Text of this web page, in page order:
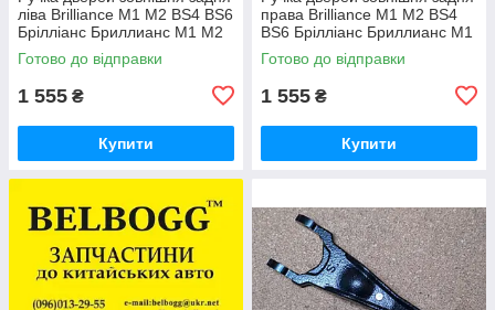
ліва Brilliance M1 M2 BS4 BS6
Брілліанс Бриллианс М1 М2
Готово до відправки
1 555 ₴
Купити
права Brilliance M1 M2 BS4
BS6 Брілліанс Бриллианс М1
М2
Готово до відправки
1 555 ₴
Купити